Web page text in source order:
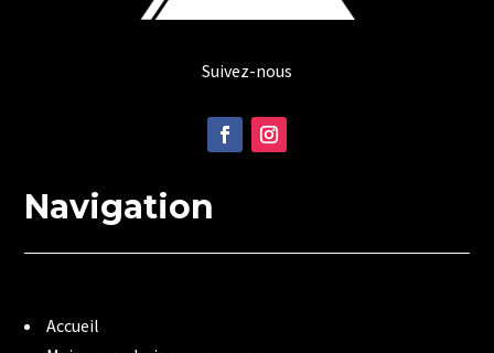
Suivez-nous
Navigation
Accueil